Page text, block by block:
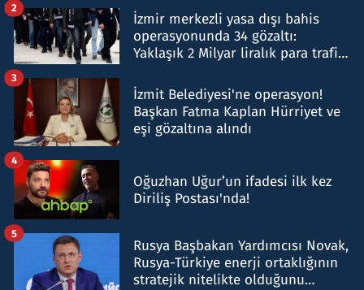
İzmir merkezli yasa dışı bahis
operasyonunda 34 gözaltı:
Yaklaşık 2 Milyar liralık para trafiği
2
İzmit Belediyesi'ne operasyon!
Başkan Fatma Kaplan Hürriyet ve
eşi gözaltına alındı
3
Oğuzhan Uğur’un ifadesi ilk kez
Diriliş Postası'nda!
4
Rusya Başbakan Yardımcısı Novak,
Rusya-Türkiye enerji ortaklığının
stratejik nitelikte olduğunu
5